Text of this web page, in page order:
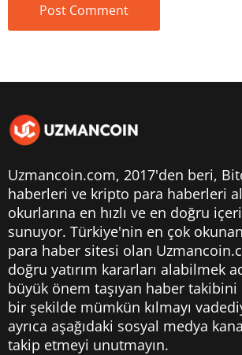
Uzmancoin.com, 2017'den beri,
haberleri ve kripto para haberleri
okurlarına en hızlı ve en doğru
sunuyor. Türkiye'nin en çok
para haber sitesi olan
doğru yatırım kararları alabilmek
büyük önem taşıyan haber takibini
bir şekilde mümkün kılmayı
ayrıca aşağıdaki sosyal medya
takip etmeyi unutmayın.